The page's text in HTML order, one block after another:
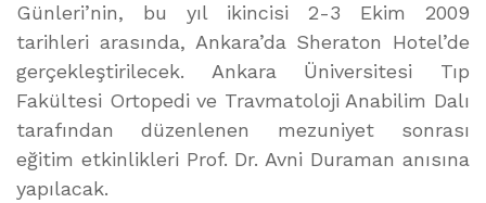
Günleri’nin, bu yıl ikincisi 2-3 Ekim 2009
tarihleri arasında, Ankara’da Sheraton Hotel’de
gerçekleştirilecek. Ankara Üniversitesi Tıp
Fakültesi Ortopedi ve Travmatoloji Anabilim Dalı
tarafından düzenlenen mezuniyet sonrası
eğitim etkinlikleri Prof. Dr. Avni Duraman anısına
yapılacak.